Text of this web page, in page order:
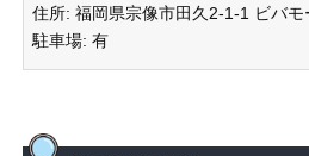
住所: 福岡県宗像市田久2-1-1 ビバ
駐車場: 有